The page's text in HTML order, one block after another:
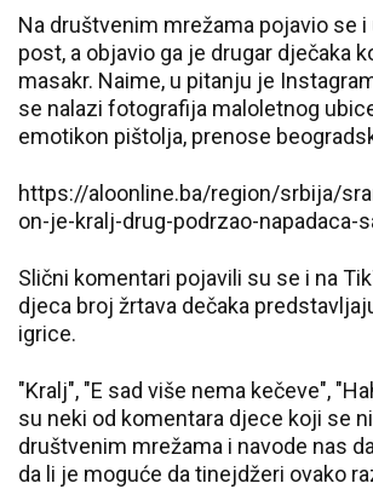
Na društvenim mrežama pojavio se
post, a objavio ga je drugar dječaka
masakr. Naime, u pitanju je
se nalazi fotografija maloletnog
emotikon pištolja, prenose
https://aloonline.ba/region/srbija/
on-je-kralj-drug-podrzao-napadaca-
Slični komentari pojavili su se i na
djeca broj žrtava dečaka
igrice.
"Kralj", "E sad više nema kečeve",
su neki od komentara djece koji se
društvenim mrežama i navode nas
da li je moguće da tinejdžeri ovako